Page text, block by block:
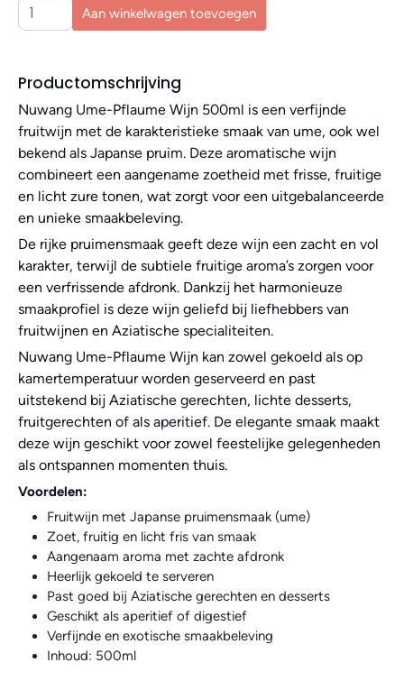
Aan winkelwagen toevoegen
Productomschrijving
Nuwang Ume-Pflaume Wijn 500ml is een verfijnde
fruitwijn met de karakteristieke smaak van ume, ook wel
bekend als Japanse pruim. Deze aromatische wijn
combineert een aangename zoetheid met frisse, fruitige
en licht zure tonen, wat zorgt voor een uitgebalanceerde
en unieke smaakbeleving.
De rijke pruimensmaak geeft deze wijn een zacht en vol
karakter, terwijl de subtiele fruitige aroma’s zorgen voor
een verfrissende afdronk. Dankzij het harmonieuze
smaakprofiel is deze wijn geliefd bij liefhebbers van
fruitwijnen en Aziatische specialiteiten.
Nuwang Ume-Pflaume Wijn kan zowel gekoeld als op
kamertemperatuur worden geserveerd en past
uitstekend bij Aziatische gerechten, lichte desserts,
fruitgerechten of als aperitief. De elegante smaak maakt
deze wijn geschikt voor zowel feestelijke gelegenheden
als ontspannen momenten thuis.
Voordelen:
Fruitwijn met Japanse pruimensmaak (ume)
Zoet, fruitig en licht fris van smaak
Aangenaam aroma met zachte afdronk
Heerlijk gekoeld te serveren
Past goed bij Aziatische gerechten en desserts
Geschikt als aperitief of digestief
Verfijnde en exotische smaakbeleving
Inhoud: 500ml